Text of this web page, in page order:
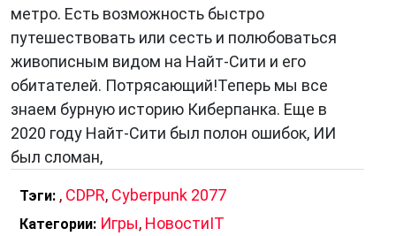
метро. Есть возможность быстро
путешествовать или сесть и полюбоваться
живописным видом на Найт-Сити и его
обитателей. Потрясающий!Теперь мы все
знаем бурную историю Киберпанка. Еще в
2020 году Найт-Сити был полон ошибок, ИИ
был сломан,
Тэги: , CDPR, Cyberpunk 2077
Категории: Игры, НовостиIT